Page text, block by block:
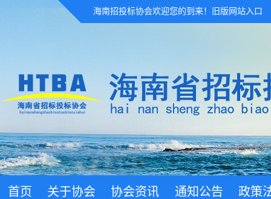
海南招投标协会欢迎您的到来！ 旧版网站入口
首页 关于协会 协会资讯 通知公告 政策